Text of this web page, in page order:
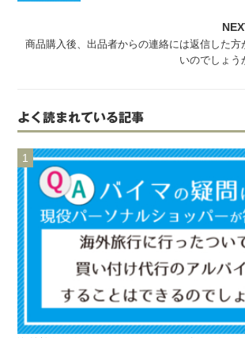
商品購入後、出品者からの連絡には返信した方
いのでしょう
よく読まれている記事